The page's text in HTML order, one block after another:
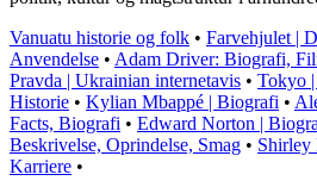
Vanuatu historie og folk • Farvehjulet |
Anvendelse • Adam Driver: Biografi,
Pravda | Ukrainian internetavis • Tokyo
Historie • Kylian Mbappé | Biografi •
Facts, Biografi • Edward Norton |
Beskrivelse, Oprindelse, Smag • Shirley
Karriere •